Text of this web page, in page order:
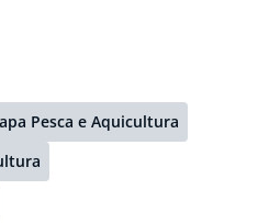
Pesca e Aquicultura